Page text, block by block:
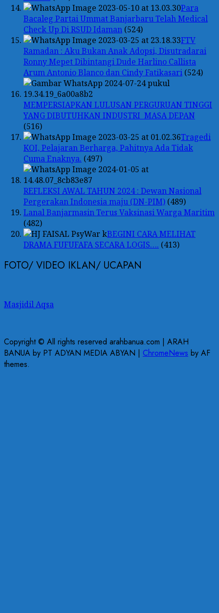
Para
Bacaleg Partai Ummat Banjarbaru Telah Medical
Check Up Di RSUD Idaman (524)
FTV
Ramadan : Aku Bukan Anak Adopsi, Disutradarai
Ronny Mepet Dibintangi Dude Harlino Callista
Arum Antonio Blanco dan Cindy Fatikasari (524)
MEMPERSIAPKAN LULUSAN PERGURUAN TINGGI
YANG DIBUTUHKAN INDUSTRI MASA DEPAN
(516)
Tragedi
KOI, Pelajaran Berharga, Pahitnya Ada Tidak
Cuma Enaknya. (497)
REFLEKSI AWAL TAHUN 2024 : Dewan Nasional
Pergerakan Indonesia maju (DN-PIM) (489)
Lanal Banjarmasin Terus Vaksinasi Warga Maritim
(482)
BEGINI CARA MELIHAT
DRAMA FUFUFAFA SECARA LOGIS…. (413)
FOTO/ VIDEO IKLAN/ UCAPAN
Masjidil Aqsa
Copyright © All rights reserved arahbanua.com | ARAH
BANUA by PT ADYAN MEDIA ABYAN | ChromeNews by AF
themes.